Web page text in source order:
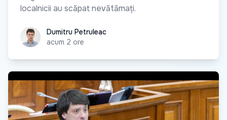
localnicii au scăpat nevătămați.
Dumitru Petruleac
Dumitru Petruleac
acum 2 ore